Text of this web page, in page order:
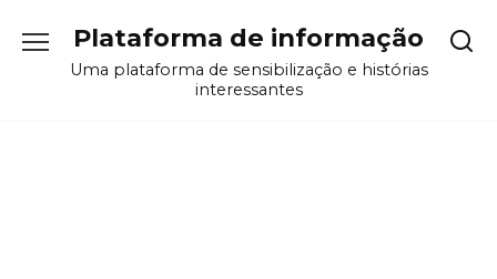
содержанию
Plataforma de informação
Uma plataforma de sensibilização e histórias
interessantes